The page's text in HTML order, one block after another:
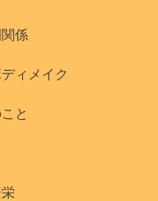
係
ィメイク
と